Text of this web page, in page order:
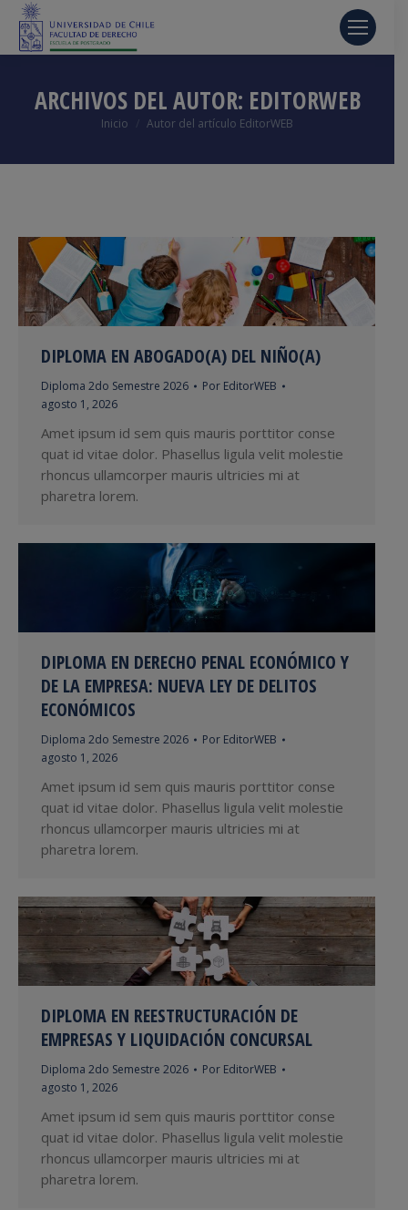
ARCHIVOS DEL AUTOR: EDITORWEB
Estás aquí:
Inicio Autor del artículo EditorWEB
DIPLOMA EN ABOGADO(A) DEL NIÑO(A)
Diploma 2do Semestre 2026 Por EditorWEB
agosto 1, 2026
Amet ipsum id sem quis mauris porttitor conse
quat id vitae dolor. Phasellus ligula velit molestie
rhoncus ullamcorper mauris ultricies mi at
pharetra lorem.
DIPLOMA EN DERECHO PENAL ECONÓMICO Y
DE LA EMPRESA: NUEVA LEY DE DELITOS
ECONÓMICOS
Diploma 2do Semestre 2026 Por EditorWEB
agosto 1, 2026
Amet ipsum id sem quis mauris porttitor conse
quat id vitae dolor. Phasellus ligula velit molestie
rhoncus ullamcorper mauris ultricies mi at
pharetra lorem.
DIPLOMA EN REESTRUCTURACIÓN DE
EMPRESAS Y LIQUIDACIÓN CONCURSAL
Diploma 2do Semestre 2026 Por EditorWEB
agosto 1, 2026
Amet ipsum id sem quis mauris porttitor conse
quat id vitae dolor. Phasellus ligula velit molestie
rhoncus ullamcorper mauris ultricies mi at
pharetra lorem.